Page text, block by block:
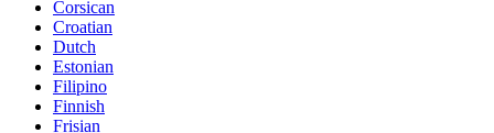
Corsican
Croatian
Dutch
Estonian
Filipino
Finnish
Frisian